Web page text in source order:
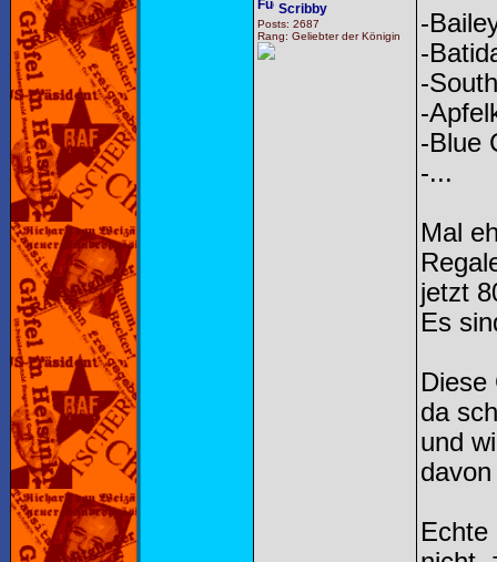
Scribby
Posts: 2687
Rang: Geliebter der Königin
-
-
-
-
-Blue
-...
Mal
jetzt
Es
Diese
da
und
Echte